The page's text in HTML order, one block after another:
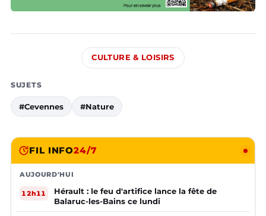
CULTURE & LOISIRS
SUJETS
#Cevennes #Nature
FIL INFO24/7
AUJOURD'HUI
12h11
Hérault : le feu d'artifice lance la fête de
Balaruc-les-Bains ce lundi